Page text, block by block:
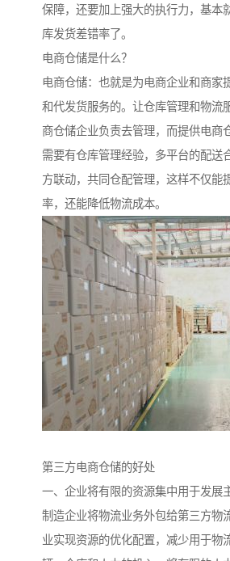
保障，还要加上强大的执行力，基本
库发货差错率了。
电商仓储是什么？
电商仓储：也就是为电商企业和商家
和代发货服务的。让仓库管理和物流
商仓储企业负责去管理，而提供电商
需要有仓库管理经验，多平台的配送
方联动，共同仓配管理，这样不仅能
率，还能降低物流成本。
第三方电商仓储的好处
一、企业将有限的资源集中用于发展
制造企业将物流业务外包给第三方物
业实现资源的优化配置，减少用于物